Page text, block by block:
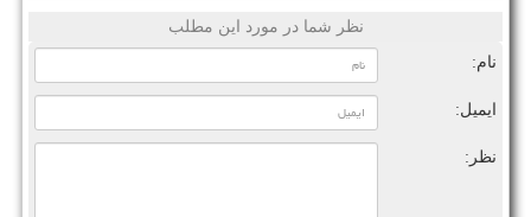
نظر شما در مورد این مطلب
نام:
ایمیل:
نظر: